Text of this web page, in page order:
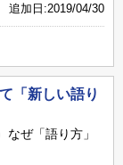
追加日:2019/04/30
「新しい語り
ぜ「語り方」